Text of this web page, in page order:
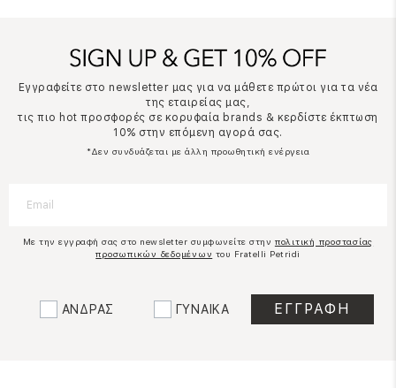
Εγγραφείτε στο newsletter μας για να μάθετε πρώτοι για τα νέα
της εταιρείας μας,
τις πιο hot προσφορές σε κορυφαία brands & κερδίστε έκπτωση
10% στην επόμενη αγορά σας.
*Δεν συνδυάζεται με άλλη προωθητική ενέργεια
Με την εγγραφή σας στο newsletter συμφωνείτε στην πολιτική προστασίας
προσωπικών δεδομένων του Fratelli Petridi
ΑΝΔΡΑΣ ΓΥΝΑΙΚΑ